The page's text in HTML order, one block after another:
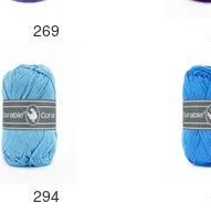
269
294